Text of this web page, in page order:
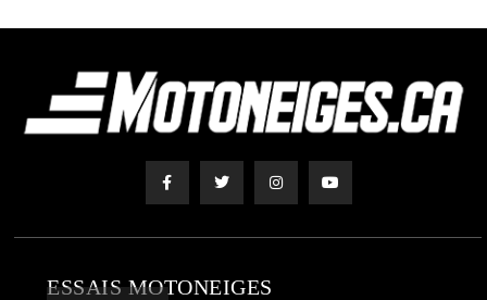
ESSAIS MOTONEIGES